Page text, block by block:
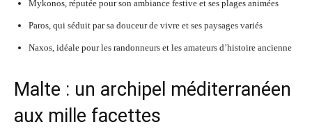
Mykonos, réputée pour son ambiance festive et ses plages animées
Paros, qui séduit par sa douceur de vivre et ses paysages variés
Naxos, idéale pour les randonneurs et les amateurs d’histoire ancienne
Malte : un archipel méditerranéen
aux mille facettes